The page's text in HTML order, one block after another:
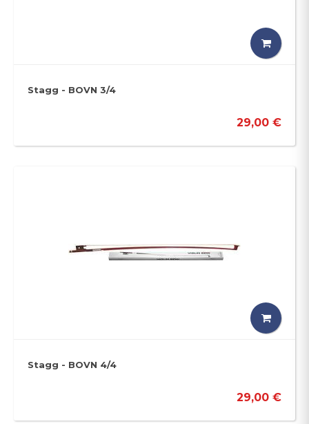
Stagg - BOVN 3/4
29,00 €
Stagg - BOVN 4/4
29,00 €